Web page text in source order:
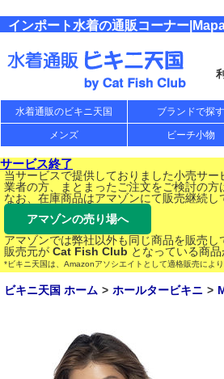
インポート水着の通販コーナー
水着通販のビキニ天国 ブランドで探す
メンズ ビーチ小物
サービス終了
当サービスで提供しておりました小売サ
業者の方、まとまったご注文をご検討の方
なお、在庫商品はアマゾンにて販売継続し
アマゾンの売り場へ
アマゾンでは弊社以外も同じ商品を販売し
販売元が Cat Fish Club となっている商
*ビキニ天国は、Amazonアソシエイトとして適格販売により
ビキニ天国 ホーム ホールタービキニ